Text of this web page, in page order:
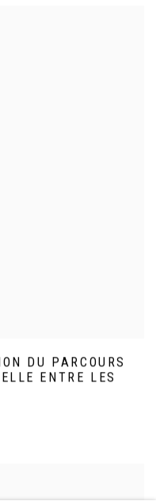
DU PARCOURS
ENTRE LES